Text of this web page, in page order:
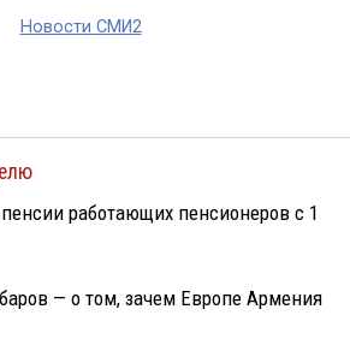
Новости СМИ2
работающих пенсионеров с 1
— о том, зачем Европе Армения